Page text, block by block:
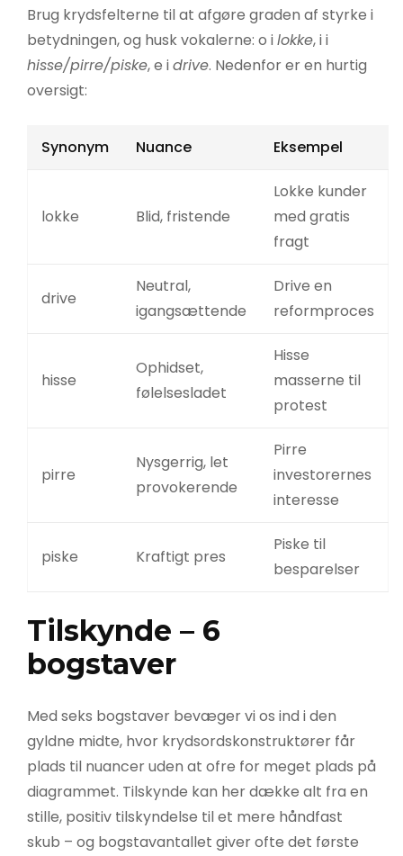
Brug krydsfelterne til at afgøre graden af styrke i
betydningen, og husk vokalerne: o ilokke, i i
hisse/pirre/piske, e idrive. Nedenfor er en hurtig
oversigt:
Synonym Nuance Eksempel
lokke Blid, fristende
Lokke kunder
med gratis
fragt
drive
Neutral,
igangsættende
Drive en
reformproces
hisse
Ophidset,
følelsesladet
Hisse
masserne til
protest
pirre
Nysgerrig, let
provokerende
Pirre
investorernes
interesse
piske Kraftigt pres
Piske til
besparelser
Tilskynde – 6
bogstaver
Med seks bogstaver bevæger vi os ind i den
gyldne midte, hvor krydsordskonstruktører får
plads til nuancer uden at ofre for meget plads på
diagrammet. Tilskynde kan her dække alt fra en
stille, positiv tilskyndelse til et mere håndfast
skub – og bogstavantallet giver ofte det første